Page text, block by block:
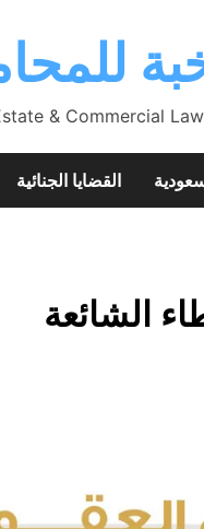
& Commercial
القضايا الجنائية
الشائعة